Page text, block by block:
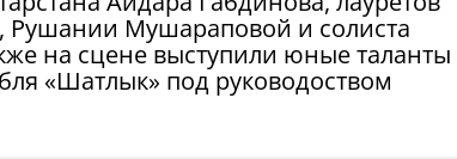
Рушании Мушараповой и солиста
на сцене выступили юные таланты
«Шатлык» под руководоством